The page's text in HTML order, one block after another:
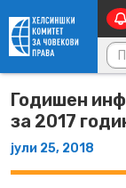
Skip to content
Годишен
за 2017
јули 25, 2018